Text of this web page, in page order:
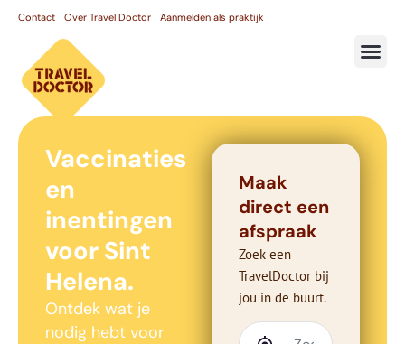
Contact Over Travel Doctor Aanmelden als praktijk
Vaccinaties
en
inentingen
voor Sint
Helena.
Ontdek wat je
nodig hebt voor
Maak
direct een
afspraak
Zoek een
TravelDoctor bij
jou in de buurt.